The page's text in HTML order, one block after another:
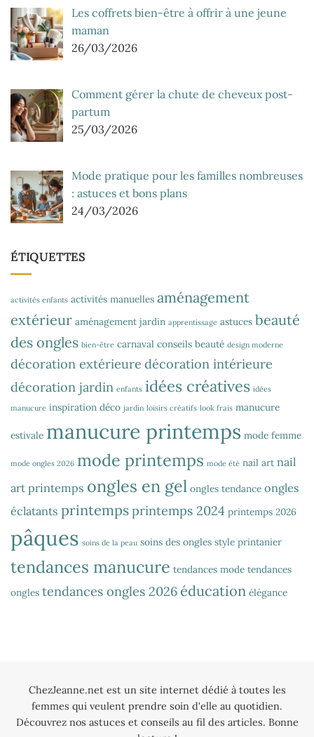
Les coffrets bien-être à offrir à une jeune
maman
26/03/2026
Comment gérer la chute de cheveux post-
partum
25/03/2026
Mode pratique pour les familles nombreuses
: astuces et bons plans
24/03/2026
ÉTIQUETTES
activités enfants activités manuelles aménagement
extérieur aménagement jardin apprentissage astuces beauté
des ongles bien-être carnaval conseils beauté design moderne
décoration extérieure décoration intérieure
décoration jardin enfants idées créatives idées
manucure inspiration déco jardin loisirs créatifs look frais manucure
estivale manucure printemps mode femme
mode ongles 2026 mode printemps mode été nail art nail
art printemps ongles en gel ongles tendance ongles
éclatants printempsprintemps 2024 printemps 2026
pâques soins de la peau soins des ongles style printanier
tendances manucure tendances mode tendances
ongles tendances ongles 2026 éducation élégance
ChezJeanne.net est un site internet dédié à toutes les
femmes qui veulent prendre soin d'elle au quotidien.
Découvrez nos astuces et conseils au fil des articles. Bonne